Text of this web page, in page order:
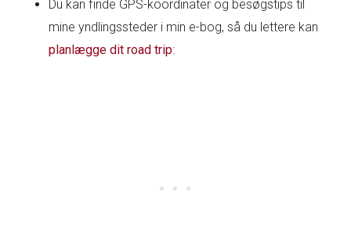
Du kan finde GPS-koordinater og besøgstips til
mine yndlingssteder i min e-bog, så du lettere kan
planlægge dit road trip: